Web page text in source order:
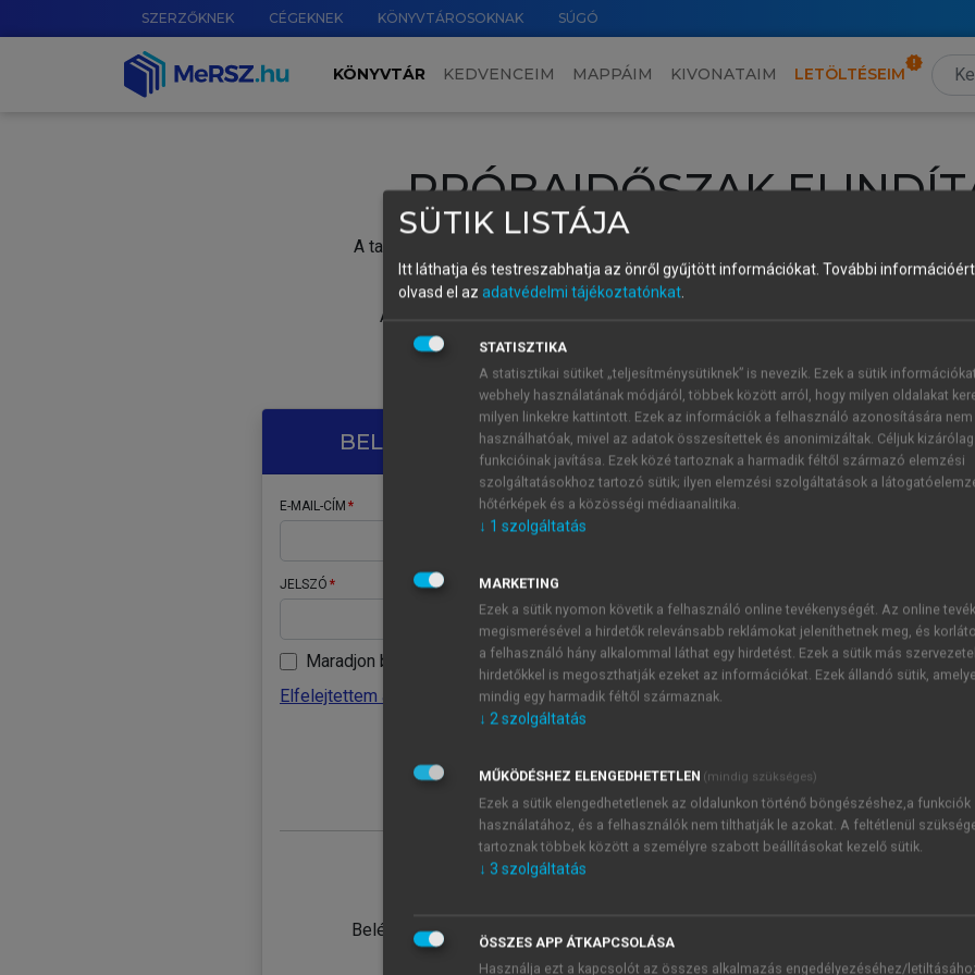
SZERZŐKNEK CÉGEKNEK KÖNYVTÁROSOKNAK SÚGÓ
KÖNYVTÁR KEDVENCEIM MAPPÁIM KIVONATAIM LETÖLTÉSEIM
PRÓBAIDŐSZAK
A tartalom megtekintéséhez lépj be a saját fiókoddal, iskolai azonosítóddal vagy
Új felhasználóként1 óra díjmentes hozzáférésrevagy
A próbaidőszak elindításához,
vagy hozz
A regisztráció után a
BELÉPÉS SAJÁT FIÓKKAL
E-MAIL-CÍM
JELSZÓ
Maradjon belépve
Elfelejtettem a jelszavamat
Belépés intézményi azonosítóval
ÚJ FIÓK
1 óra
JELSZÓ
Kérek értesítést a MeRSZ
Kérek értesítést az
SÜTIK LISTÁJA
Itt láthatja és testreszabhatja az önről gyűjtött információkat. További
olvasd el az adatvédelmi tájékoztatónkat.
STATISZTIKA
A statisztikai sütiket „teljesítménysütiknek” is nevezik. Ezek a sütik
webhely használatának módjáról, többek között arról, hogy milyen oldalakat
milyen linkekre kattintott. Ezek az információk a felhasználó azonosítására nem
használhatóak, mivel az adatok összesítettek és anonimizáltak. Céljuk
funkcióinak javítása. Ezek közé tartoznak a harmadik féltől származó elemzési
szolgáltatásokhoz tartozó sütik; ilyen elemzési szolgáltatások a
hőtérképek és a közösségi médiaanalitika.
↓ 1 szolgáltatás
MARKETING
Ezek a sütik nyomon követik a felhasználó online tevékenységét. Az online
megismerésével a hirdetők relevánsabb reklámokat jeleníthetnek meg, és
a felhasználó hány alkalommal láthat egy hirdetést. Ezek a sütik más
hirdetőkkel is megoszthatják ezeket az információkat. Ezek állandó sütik,
mindig egy harmadik féltől származnak.
↓ 2szolgáltatás
MŰKÖDÉSHEZ ELENGEDHETETLEN (mindig szükséges)
Ezek a sütik elengedhetetlenek az oldalunkon történő böngészéshez,a funkciók
használatához, és a felhasználók nem tilthatják le azokat. A feltétlenül
tartoznak többek között a személyre szabott beállításokat kezelő sütik.
↓ 3 szolgáltatás
ÖSSZES APP ÁTKAPCSOLÁSA
Használja ezt a kapcsolót az összes alkalmazás engedélyezéséhez/